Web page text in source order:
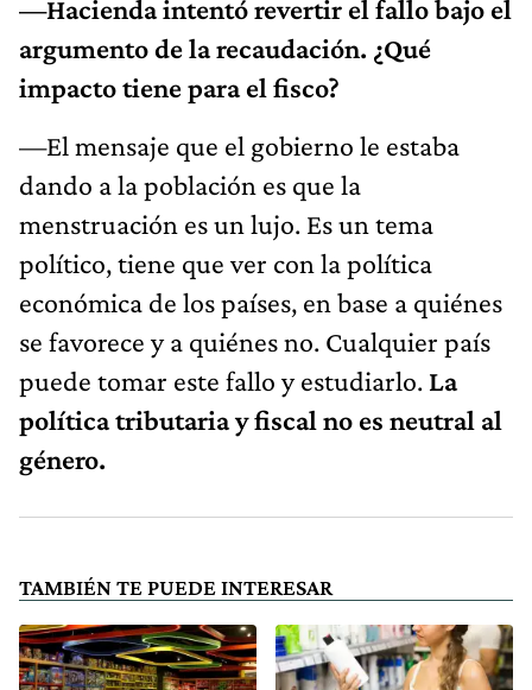
—Hacienda intentó revertir el fallo bajo el
argumento de la recaudación. ¿Qué
impacto tiene para el fisco?
—El mensaje que el gobierno le estaba
dando a la población es que la
menstruación es un lujo. Es un tema
político, tiene que ver con la política
económica de los países, en base a quiénes
se favorece y a quiénes no. Cualquier país
puede tomar este fallo y estudiarlo. La
política tributaria y fiscal no es neutral al
género.
TAMBIÉN TE PUEDE INTERESAR